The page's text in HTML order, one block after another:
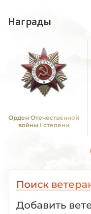
Награды
Орден Отечественной
войны I степени
Поиск
Добавить